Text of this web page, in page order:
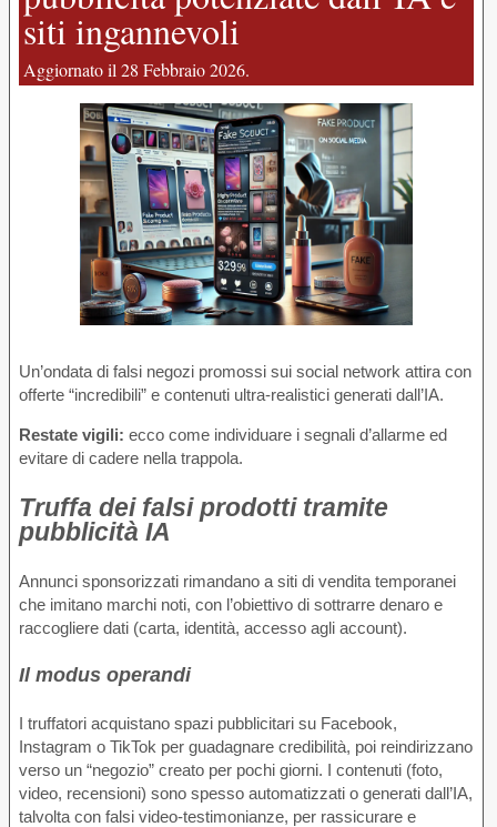
siti ingannevoli
Aggiornato il 28 Febbraio 2026.
Un’ondata di falsi negozi promossi sui social network attira con
offerte “incredibili” e contenuti ultra-realistici generati dall’IA.
Restate vigili: ecco come individuare i segnali d’allarme ed
evitare di cadere nella trappola.
Truffa dei falsi prodotti tramite
pubblicità IA
Annunci sponsorizzati rimandano a siti di vendita temporanei
che imitano marchi noti, con l’obiettivo di sottrarre denaro e
raccogliere dati (carta, identità, accesso agli account).
Il modus operandi
I truffatori acquistano spazi pubblicitari su Facebook,
Instagram o TikTok per guadagnare credibilità, poi reindirizzano
verso un “negozio” creato per pochi giorni. I contenuti (foto,
video, recensioni) sono spesso automatizzati o generati dall’IA,
talvolta con falsi video-testimonianze, per rassicurare e